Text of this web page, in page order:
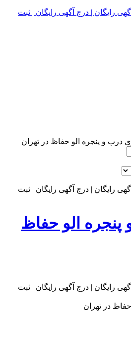
درب و پنجره الو حفاظ در تهران
پنجره الو حفاظ